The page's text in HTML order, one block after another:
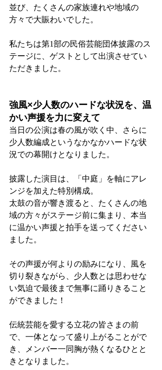
並び、たくさんの家族連れや地域の
方々で大賑わいでした。
私たちは第1部の民俗芸能団体披露のス
テージに、ゲストとして出演させてい
ただきました。
強風×少人数のハードな状況を、温
かい声援を力に変えて
当日の公演は春の風が吹く中、さらに
少人数編成というなかなかハードな状
況での幕開けとなりました。
披露した演目は、「中庭」を軸にアレ
ンジを加えた特別構成。
太鼓の音が響き渡ると、たくさんの地
域の方々がステージ前に集まり、本当
に温かい声援と拍手を送ってください
ました。
その声援が何よりの励みになり、風を
切り裂きながら、少人数とは思わせな
い気迫で最後まで無事に踊りきること
ができました！
伝統芸能を愛する立花の皆さまの前
で、一体となって盛り上がることがで
き、メンバー一同胸が熱くなるひとと
きとなりました。